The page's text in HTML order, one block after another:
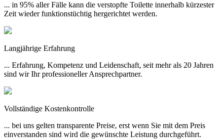
... in 95% aller Fälle kann die verstopfte Toilette innerhalb kürzester
Zeit wieder funktionstüchtig hergerichtet werden.
Langjährige Erfahrung
... Erfahrung, Kompetenz und Leidenschaft, seit mehr als 20 Jahren
sind wir Ihr professioneller Ansprechpartner.
Vollständige Kostenkontrolle
... bei uns gelten transparente Preise, erst wenn Sie mit dem Preis
einverstanden sind wird die gewünschte Leistung durchgeführt.